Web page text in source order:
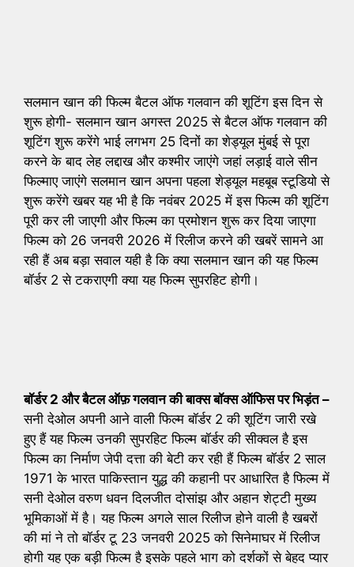
सलमान खान की फिल्म बैटल ऑफ गलवान की शूटिंग इस दिन से
शुरू होगी- सलमान खान अगस्त 2025 से बैटल ऑफ गलवान की
शूटिंग शुरू करेंगे भाई लगभग 25 दिनों का शेड्यूल मुंबई से पूरा
करने के बाद लेह लद्दाख और कश्मीर जाएंगे जहां लड़ाई वाले सीन
फिल्माए जाएंगे सलमान खान अपना पहला शेड्यूल महबूब स्टूडियो से
शुरू करेंगे खबर यह भी है कि नवंबर 2025 में इस फिल्म की शूटिंग
पूरी कर ली जाएगी और फिल्म का प्रमोशन शुरू कर दिया जाएगा
फिल्म को 26 जनवरी 2026 में रिलीज करने की खबरें सामने आ
रही हैं अब बड़ा सवाल यही है कि क्या सलमान खान की यह फिल्म
बॉर्डर 2 से टकराएगी क्या यह फिल्म सुपरहिट होगी।
बॉर्डर 2 और बैटल ऑफ़ गलवान की बाक्स बॉक्स ऑफिस पर भिड़ंत –
सनी देओल अपनी आने वाली फिल्म बॉर्डर 2 की शूटिंग जारी रखे
हुए हैं यह फिल्म उनकी सुपरहिट फिल्म बॉर्डर की सीक्वल है इस
फिल्म का निर्माण जेपी दत्ता की बेटी कर रही हैं फिल्म बॉर्डर 2 साल
1971 के भारत पाकिस्तान युद्ध की कहानी पर आधारित है फिल्म में
सनी देओल वरुण धवन दिलजीत दोसांझ और अहान शेट्टी मुख्य
भूमिकाओं में है। यह फिल्म अगले साल रिलीज होने वाली है खबरों
की मां ने तो बॉर्डर टू 23 जनवरी 2025 को सिनेमाघर में रिलीज
होगी यह एक बड़ी फिल्म है इसके पहले भाग को दर्शकों से बेहद प्यार